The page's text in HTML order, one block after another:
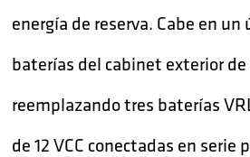
energía de reserva. Cabe en
baterías del cabinet exterior
reemplazando tres baterías
de 12 VCC conectadas en serie